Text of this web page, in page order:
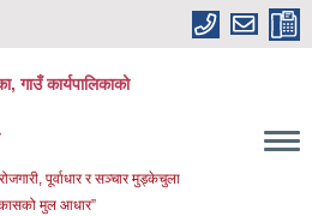
गाउँ कार्यपालिकाको
पूर्वाधार र सञ्चार मुड्केचुला
मुल आधार”